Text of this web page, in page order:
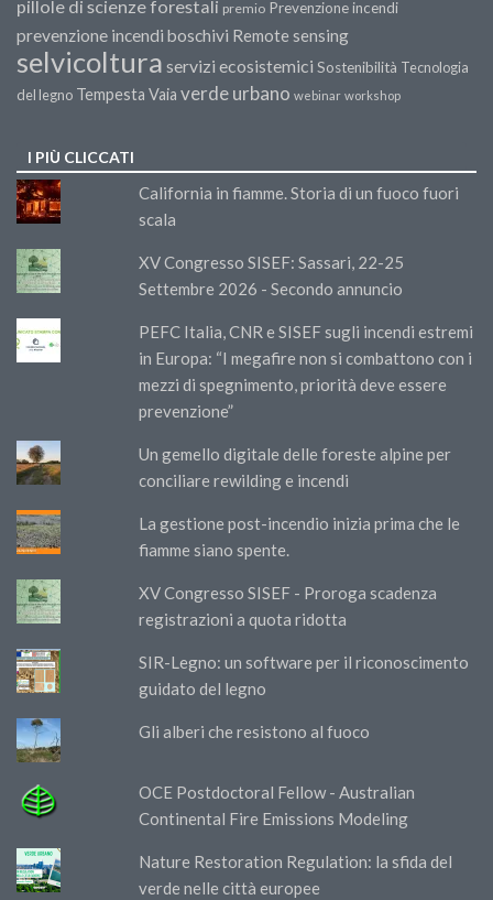
pillole di scienze forestali premio Prevenzione incendi
prevenzione incendi boschivi Remote sensing
selvicoltura servizi ecosistemici Sostenibilità Tecnologia
del legno Tempesta Vaia verde urbano webinar workshop
I PIÙ CLICCATI
California in fiamme. Storia di un fuoco fuori
scala
XV Congresso SISEF: Sassari, 22-25
Settembre 2026 - Secondo annuncio
PEFC Italia, CNR e SISEF sugli incendi estremi
in Europa: “I megafire non si combattono con i
mezzi di spegnimento, priorità deve essere
prevenzione”
Un gemello digitale delle foreste alpine per
conciliare rewilding e incendi
La gestione post-incendio inizia prima che le
fiamme siano spente.
XV Congresso SISEF - Proroga scadenza
registrazioni a quota ridotta
SIR-Legno: un software per il riconoscimento
guidato del legno
Gli alberi che resistono al fuoco
OCE Postdoctoral Fellow - Australian
Continental Fire Emissions Modeling
Nature Restoration Regulation: la sfida del
verde nelle città europee